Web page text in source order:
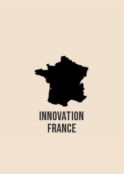
INNOVATION
FRANCE